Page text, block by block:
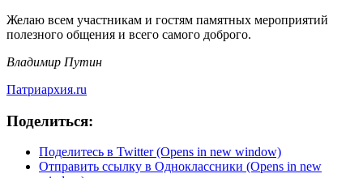
Желаю всем участникам и гостям памятных мероприятий
полезного общения и всего самого доброго.
Владимир Путин
Патриархия.ru
Поделиться:
Поделитесь в Twitter (Opens in new window)
Отправить ссылку в Одноклассники (Opens in new